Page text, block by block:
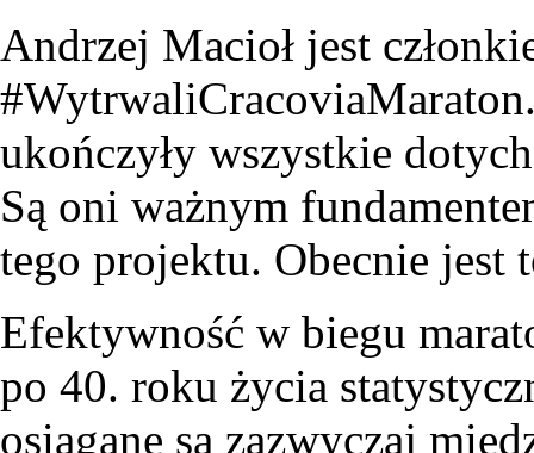
Andrzej Macioł jest
ukończyły wszystkie
Są oni ważnym
tego projektu. Obecnie jest
Efektywność w biegu
po 40. roku życia
osiągane są zazwyczaj